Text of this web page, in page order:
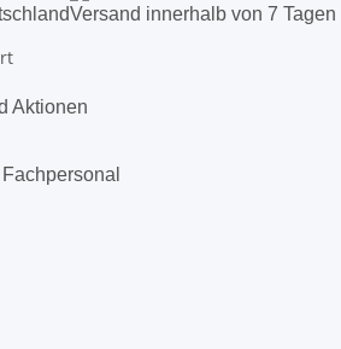
Versand innerhalb von 7 Tagen
Aktionen